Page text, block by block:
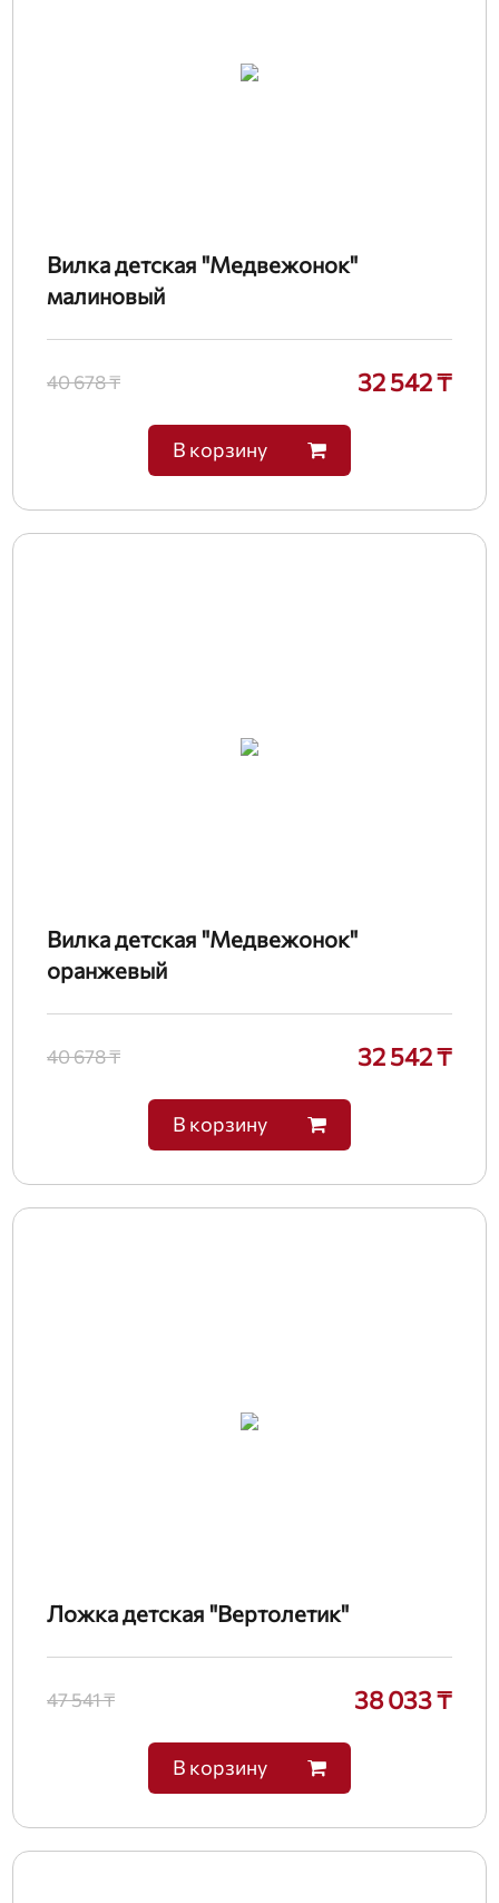
Вилка детская "Медвежонок"
малиновый
40 678 ₸ 32 542 ₸
В корзину
Вилка детская "Медвежонок"
оранжевый
40 678 ₸ 32 542 ₸
В корзину
Ложка детская "Вертолетик"
47 541 ₸ 38 033 ₸
В корзину